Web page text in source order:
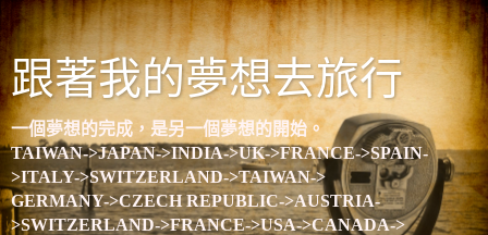
跟著我的夢想去旅行
一個夢想的完成，是另一個夢想的開始。
TAIWAN->JAPAN->INDIA->UK->FRANCE->SPAIN-
>ITALY->SWITZERLAND->TAIWAN->
GERMANY->CZECH REPUBLIC->AUSTRIA-
>SWITZERLAND->FRANCE->USA->CANADA->